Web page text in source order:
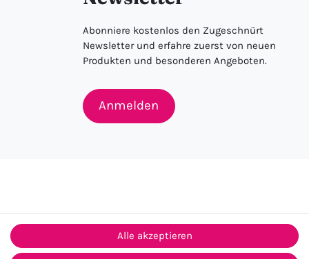
Abonniere kostenlos den Zugeschnürt
Newsletter und erfahre zuerst von neuen
Produkten und besonderen Angeboten.
Anmelden
Alle akzeptieren